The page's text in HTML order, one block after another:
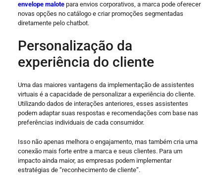
envelope malotepara envios corporativos, a marca pode oferecer
novas opções no catálogo e criar promoções segmentadas
diretamente pelo chatbot.
Personalização da
experiência do cliente
Uma das maiores vantagens da implementação de assistentes
virtuais é a capacidade de personalizar a experiência do cliente.
Utilizando dados de interações anteriores, esses assistentes
podem adaptar suas respostas e recomendações com base nas
preferências individuais de cada consumidor.
Isso não apenas melhora o engajamento, mas também cria uma
conexão mais forte entre a marca e seus clientes. Para um
impacto ainda maior, as empresas podem implementar
estratégias de “reconhecimento de cliente”.